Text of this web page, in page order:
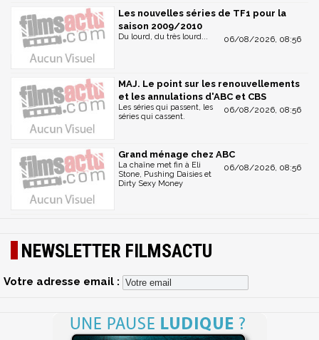
Les nouvelles séries de TF1 pour la
saison 2009/2010
06/08/2026, 08:56
Du lourd, du très lourd...
MAJ. Le point sur les renouvellements
et les annulations d'ABC et CBS
06/08/2026, 08:56
Les séries qui passent, les
séries qui cassent.
Grand ménage chez ABC
06/08/2026, 08:56
La chaîne met fin à Eli
Stone, Pushing Daisies et
Dirty Sexy Money
NEWSLETTER FILMSACTU
Votre adresse email :